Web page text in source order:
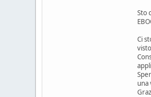
Sto
Ci
una